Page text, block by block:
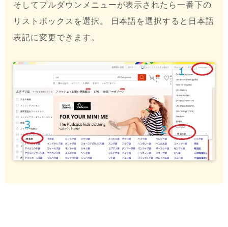
そしてプルダウンメニューが表示されたら一番下の
リストボックスを選択。 日本語を選択すると日本語
表記に変更できます。